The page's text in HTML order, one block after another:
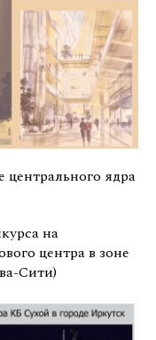
центрального ядра
на
центра в зоне
Сити)